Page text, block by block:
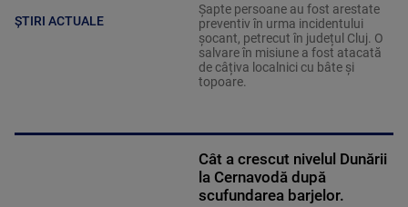
ȘTIRI ACTUALE
Șapte persoane au fost arestate
preventiv în urma incidentului
șocant, petrecut în județul Cluj. O
salvare în misiune a fost atacată
de câțiva localnici cu bâte și
topoare.
Cât a crescut nivelul Dunării
la Cernavodă după
scufundarea barjelor.